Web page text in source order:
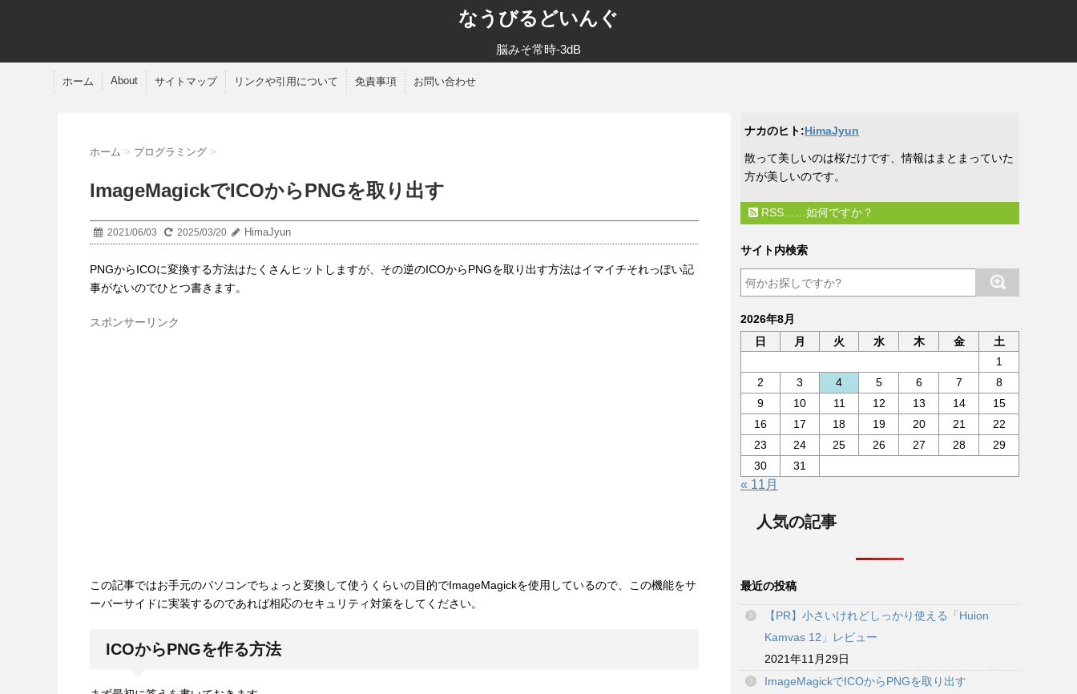
なうびるどいんぐ
脳みそ常時-3dB
ホーム About サイトマップ リンクや引用について 免責事項 お問い合わせ
ホーム > プログラミング >
ImageMagickでICOからPNGを取り出す
2021/06/03 2025/03/20 HimaJyun
PNGからICOに変換する方法はたくさんヒットしますが、その逆のICOからPNGを取り出す方法はイマイチそれっぽい記
事がないのでひとつ書きます。
スポンサーリンク
この記事ではお手元のパソコンでちょっと変換して使うくらいの目的でImageMagickを使用しているので、この機能をサ
ーバーサイドに実装するのであれば相応のセキュリティ対策をしてください。
ICOからPNGを作る方法
ナカのヒト:HimaJyun
​散って美しいのは桜だけです、情報はまとまっていた
方が美しいのです。
RSS……如何ですか？
サイト内検索
2026年8月
日
月 火 水 木 金
土
1
2
3 4 5 6 7
8
9
10 11 12 13 14
15
16
17 18 19 20 21
22
23
24 25 26 27 28
29
30
31
« 11月
人気の記事
最近の投稿
【PR】小さいけれどしっかり使える「Huion
Kamvas 12」レビュー
2021年11月29日
ImageMagickでICOからPNGを取り出す